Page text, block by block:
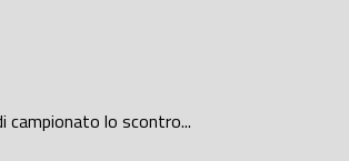
campionato lo scontro...